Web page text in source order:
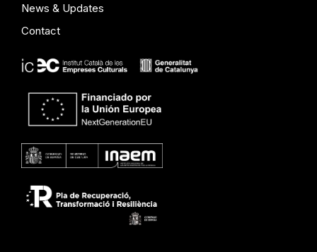
News & Updates
Contact